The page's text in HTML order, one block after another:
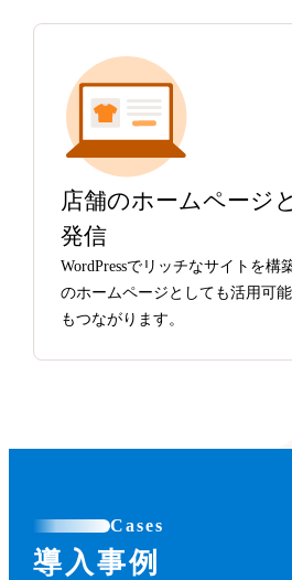
店舗のホームページ
発信
WordPressでリッチなサイトを構
のホームページとしても活用可
もつながります。
Cases
導入事例